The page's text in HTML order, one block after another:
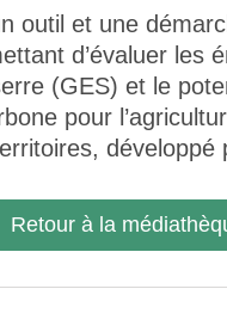
outil et une
d’évaluer les
(GES) et le
pour
développé
Retour à la